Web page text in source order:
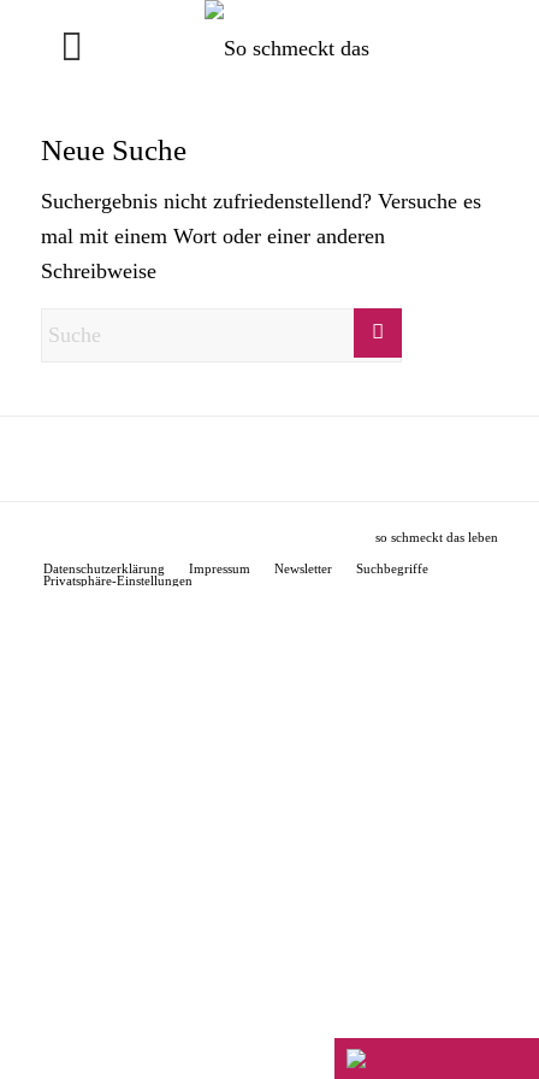
Neue Suche
Suchergebnis nicht zufriedenstellend? Versuche es
mal mit einem Wort oder einer anderen
Schreibweise
so schmeckt das leben
Datenschutzerklärung Impressum Newsletter
Suchbegriffe
Privatsphäre-Einstellungen